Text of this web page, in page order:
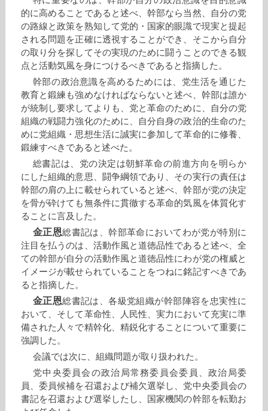
的に高めることであると述べ、幹部なら当然、自分の党
の路線と政策を熟知して党的・国家的眼識で現実と提起
される問題を正確に透視することができ、そこから自分
の取り分を探してその実現のために闘うことのできる観
点と活動気風を身につけるべきであると指摘した。
幹部の政治意識を高めるためには、党生活を通じた
教育と鍛練も強めなければならないと述べ、幹部は誰か
が統制し要求してよりも、党と革命のために、自分の党
組織の戦闘力強化のために、自分自身の政治的生命のた
めに党組織・思想生活に誠実に参加して革命的に修養、
鍛練すべきであると述べた。
総書記は、党の決定は朝鮮革命の前進方向を明らか
にした組織的意思、闘争綱領であり、その実行の責任は
幹部の肩の上に載せられていると述べ、幹部が党の決定
を骨が砕けても無条件に貫徹する革命的気風を体質化す
ることに言及した。
金正恩総書記は、幹部革命においてわが党が特別に
注目を払うのは、活動作風と道徳品性であると述べ、全
ての幹部が自分の活動作風と道徳品性にわが党の権威と
イメージが載せられていることをつねに銘記すべきであ
ると指摘した。
金正恩総書記は、各級党組織が幹部陣容を忠実性に
おいて、そして革命性、人民性、実力において充実に準
備された人々で精幹化、精鋭化することについて重要に
強調した。
会議では次に、組織問題が取り扱われた。
党中央委員会の政治局常務委員会委員、政治局委
員、委員候補を召還および補欠選挙し、党中央委員会の
書記を召還および選挙したし、国家機関の幹部を転勤お